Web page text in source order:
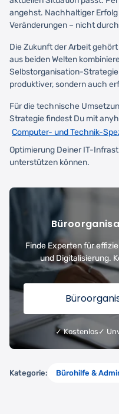
angehst. Nachhaltiger
Veränderungen – nicht
Die Zukunft der Arbeit
aus beiden Welten
Selbstorganisation-
produktiver, sondern auch
Für die technische
Strategie findest Du mit
Computer- und Technik-
Optimierung Deiner IT-
unterstützen können.
Finde Experten für
und Digitalisierung.
✓ Kostenlos ✓
Kategorie: Bürohilfe &